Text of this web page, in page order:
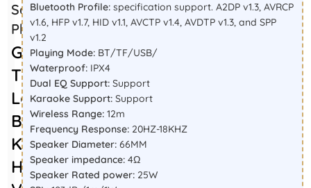
Sản
Phẩm
Giới
Thiệu
Loa
Bluetooth
Karaoke
HiFuture
Bluetooth Profile: specification support. A2DP v1.3, AVRCP
v1.6, HFP v1.7, HID v1.1, AVCTP v1.4, AVDTP v1.3, and SPP
v1.2
Playing Mode: BT/TF/USB/
Waterproof: IPX4
Dual EQ Support: Support
Karaoke Support: Support
Wireless Range: 12m
Frequency Response: 20HZ-18KHZ
Speaker Diameter: 66MM
Speaker impedance: 4Ω
Speaker Rated power: 25W